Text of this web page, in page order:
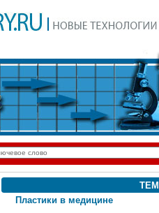
Пластики в медицине